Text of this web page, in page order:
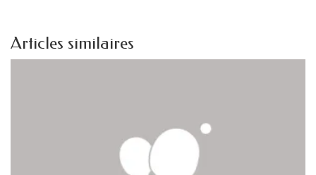
Articles similaires